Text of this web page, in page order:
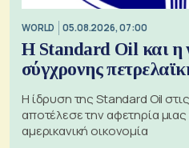
WORLD 05.08.2026, 07:00
Η Standard Oil και η
σύγχρονης
Η ίδρυση της Standard Oil
αποτέλεσε την αφετηρία
αμερικανική οικονομία